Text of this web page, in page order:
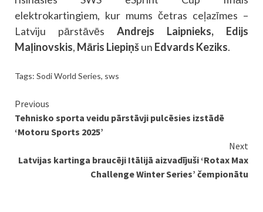
elektrokartingiem, kur mums četras ceļazīmes –
Latviju pārstāvēs Andrejs Laipnieks,
Edijs
Maļinovskis, Māris Liepiņšun Edvards Keziks.
Tags: Sodi World Series, sws
Continue
Reading
Previous
Tehnisko sporta veidu pārstāvji pulcēsies izstādē
‘Motoru Sports 2025’
Next
Latvijas kartinga braucēji Itālijā aizvadījuši ‘Rotax Max
Challenge Winter Series’ čempionātu